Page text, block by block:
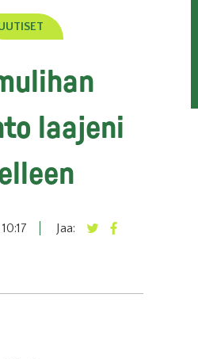
laajeni
Jaa: